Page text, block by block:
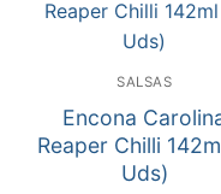
SALSAS
Encona
Reaper Chilli
Uds)